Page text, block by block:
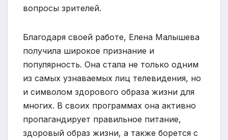
вопросы зрителей.
Благодаря своей работе, Елена Малышева
получила широкое признание и
популярность. Она стала не только одним
из самых узнаваемых лиц телевидения, но
и символом здорового образа жизни для
многих. В своих программах она активно
пропагандирует правильное питание,
здоровый образ жизни, а также борется с